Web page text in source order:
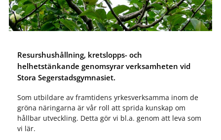
Resurshushållning, kretslopps- och
helhetstänkande genomsyrar verksamheten vid
Stora Segerstadsgymnasiet.
Som utbildare av framtidens yrkesverksamma inom de
gröna näringarna är vår roll att sprida kunskap om
hållbar utveckling. Detta gör vi bl.a. genom att leva som
vi lär.